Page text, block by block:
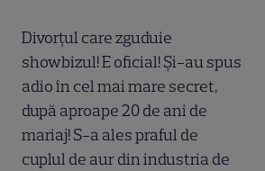
Divorțul care zguduie
showbizul! E oficial! Și-au spus
adio în cel mai mare secret,
după aproape 20 de ani de
mariaj! S-a ales praful de
cuplul de aur din industria de